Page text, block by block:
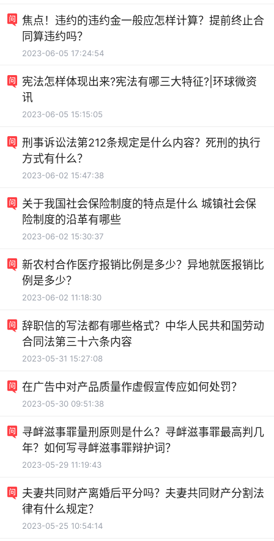
焦点！违约的违约金一般应怎样计算？提前终止合
同算违约吗？
2023-06-05 17:24:54
宪法怎样体现出来?宪法有哪三大特征?|环球微资
讯
2023-06-05 15:15:05
刑事诉讼法第212条规定是什么内容？死刑的执行
方式有什么？
2023-06-02 15:47:38
关于我国社会保险制度的特点是什么 城镇社会保
险制度的沿革有哪些
2023-06-02 15:30:37
新农村合作医疗报销比例是多少？异地就医报销比
例是多少？
2023-06-02 11:18:30
辞职信的写法都有哪些格式？中华人民共和国劳动
合同法第三十六条内容
2023-05-31 15:27:08
在广告中对产品质量作虚假宣传应如何处罚？
2023-05-30 09:51:38
寻衅滋事罪量刑原则是什么？寻衅滋事罪最高判几
年？如何写寻衅滋事罪辩护词？
2023-05-29 11:19:43
夫妻共同财产离婚后平分吗？夫妻共同财产分割法
律有什么规定？
2023-05-25 10:54:14